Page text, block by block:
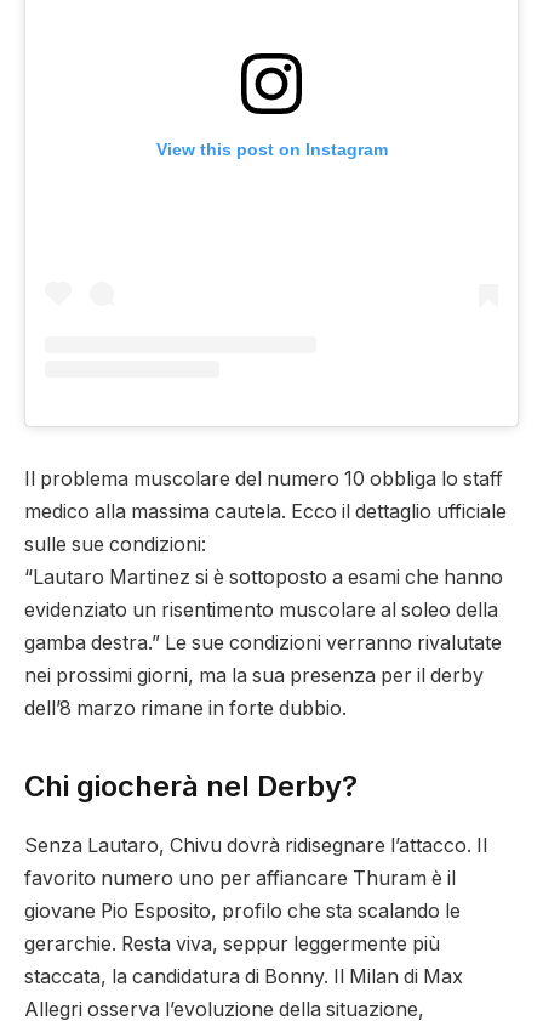
View this post on Instagram
Il problema muscolare del numero 10 obbliga lo staff
medico alla massima cautela. Ecco il dettaglio ufficiale
sulle sue condizioni:
“Lautaro Martinez si è sottoposto a esami che hanno
evidenziato un risentimento muscolare al soleo della
gamba destra.” Le sue condizioni verranno rivalutate
nei prossimi giorni, ma la sua presenza per il derby
dell’8 marzo rimane in forte dubbio.
Chi giocherà nel Derby?
Senza Lautaro, Chivu dovrà ridisegnare l’attacco. Il
favorito numero uno per affiancare Thuram è il
giovane Pio Esposito, profilo che sta scalando le
gerarchie. Resta viva, seppur leggermente più
staccata, la candidatura di Bonny. Il Milan di Max
Allegri osserva l’evoluzione della situazione,